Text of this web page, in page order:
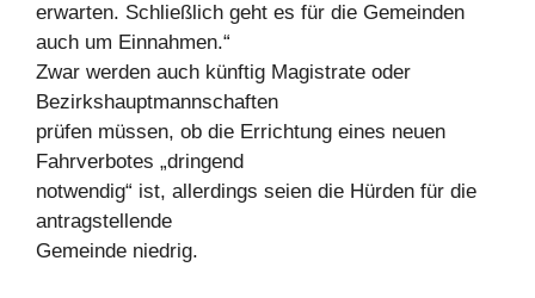
erwarten. Schließlich geht es für die Gemeinden
auch um Einnahmen.“
Zwar werden auch künftig Magistrate oder
Bezirkshauptmannschaften
prüfen müssen, ob die Errichtung eines neuen
Fahrverbotes „dringend
notwendig“ ist, allerdings seien die Hürden für die
antragstellende
Gemeinde niedrig.